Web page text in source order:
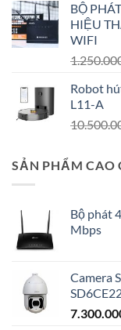
BỘ
HIỆU
WIFI
Robot
L11-A
SẢN PHẨM CAO
Bộ phát
Mbps
Camera